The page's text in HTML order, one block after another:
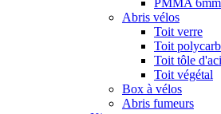
PMMA 6mm
Abris vélos
Toit verre
Toit
Toit tôle
Toit végétal
Box à vélos
Abris fumeurs